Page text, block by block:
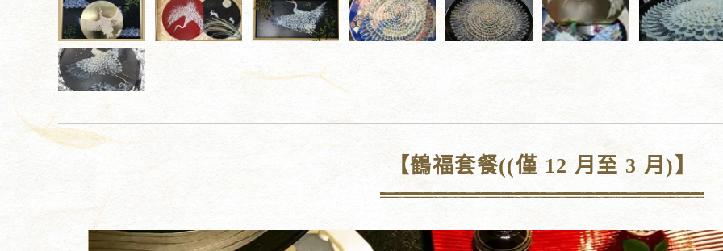
【鶴福套餐((僅 12 月至 3 月)】